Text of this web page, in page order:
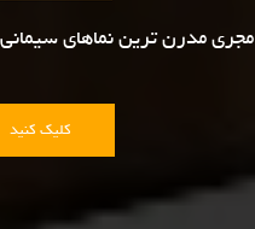
مجری مدرن ترین نماهای
کلیک کنید